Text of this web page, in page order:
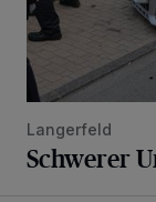
Langerfeld
Schwerer